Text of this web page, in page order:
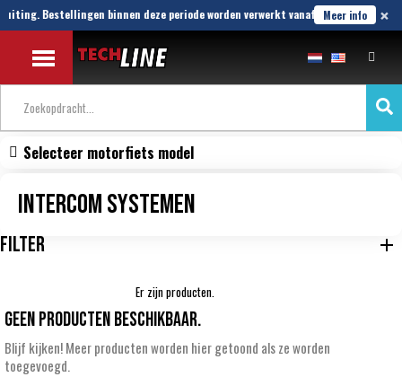
Bestellingen binnen deze periode worden verwerkt vanaf 7 september
Meer info ×
Selecteer motorfiets model
Intercom systemen
FILTER
Er zijn producten.
Geen producten beschikbaar.
Blijf kijken! Meer producten worden hier getoond als ze worden
toegevoegd.